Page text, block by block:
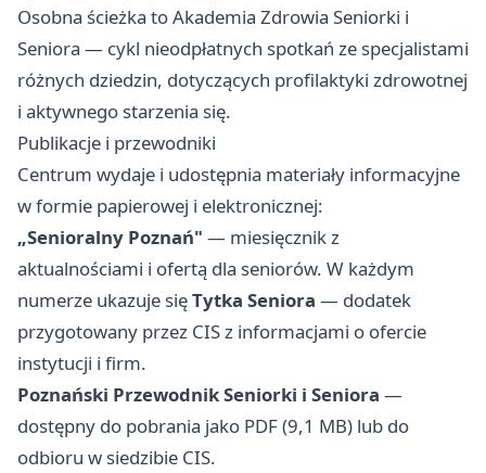
Osobna ścieżka to Akademia Zdrowia Seniorki i
Seniora — cykl nieodpłatnych spotkań ze specjalistami
różnych dziedzin, dotyczących profilaktyki zdrowotnej
i aktywnego starzenia się.
Publikacje i przewodniki
Centrum wydaje i udostępnia materiały informacyjne
w formie papierowej i elektronicznej:
„Senioralny Poznań" — miesięcznik z
aktualnościami i ofertą dla seniorów. W każdym
numerze ukazuje sięTytka Seniora — dodatek
przygotowany przez CIS z informacjami o ofercie
instytucji i firm.
Poznański Przewodnik Seniorki i Seniora —
dostępny do pobrania jako PDF (9,1 MB) lub do
odbioru w siedzibie CIS.